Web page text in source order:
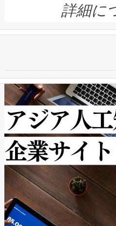
quality and
BESS stack to
centers.
からシステム
クルの各段階
[…]
す。ノーマル
ートル先まで
トに対して約
では、反射率
で向上し、最
ットだけで最
ルの変電所周
作業と点群処
Avia 2は、2種
× 80°のノーマ
ードを切り替
詳細に